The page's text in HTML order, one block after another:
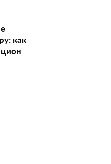
как